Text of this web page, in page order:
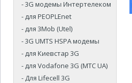
- 3G модемы Интертелеком
- для PEOPLEnet
- для 3Mob (Utel)
- 3G UMTS HSPA модемы
- для Киевстар 3G
- для Vodafone 3G (МТС UA)
- Для Lifecell 3G